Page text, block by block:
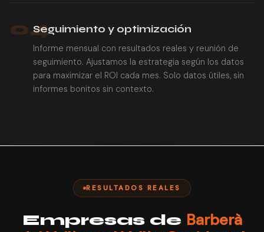
04Seguimiento y optimización
Informe mensual con resultados reales y reunión de
seguimiento. Ajustamos la estrategia según los datos
para maximizar el ROI cada mes. Solo datos útiles, sin
informes bonitos sin contexto.
RESULTADOS REALES
Empresas de Barberà